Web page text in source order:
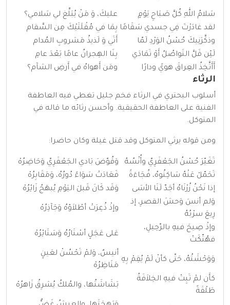
سَلامُ اللهِ كُلَّ صَبَاحِ يَوْمٍ
عليكَ، وَ مَنْ يُبَلِّغ لي سَلامي؟
لقد غادَرْتَ فِي جسدي سَقَامًا بِمَا في مُقْلَتَيْكَ مِن السَّقام
وذكَّرَنِيكَ حُسْنُ الوَرْدِ لَمّا
أَتَي وَ لَذيذُ مَشروبِ المُدام
لَئِن قَلَّ التَواصُلُ أَوْ تَمَادَي
بِنَا الهِجرانُ عامًا بَعْدَ عامِ
أَأَتَّخِذُ العِراقَ هويً ودارًا
ومَن أَهواهُ في أَرضِ الشآم؟
الرثاء
أسلوب البحتري في الرثاء فخم جليل تغطي فيه العاطفة
الفنية على العاطفة الحقيقية. وأحسن رثائه ما قاله في
المتوكل.
ومن قوله يرثي المتوكل وقد قتل غيلة وكان حاضرا:
تَغَيّرَ حُسْنُ الجَعْفَرِيّ وأُنْسُهُ
وَقُوّضَ بَادي الجَعْفَرِيّ وَحَاضِرُهْ
تَحَمّلْ عَنْهُ سَاكِنُوهُ، فُجَاءَةً
فَعَادَتْ سَوَاءً دُورُهُ، وَمَقَابِرُهْ
إذا نَحْنُ زُرْنَاهُ أجَدّ لَنَا الأسَى
وَقَد كَانَ قَبلَ اليَوْمِ يُبهَجُ زَائِرُهْ
وَلم أنسَ وَحشَ القصرِ، إذ
رِيعَ سرْبُهُ
وإذْ ذُعِرَتْ أطْلاَؤهُ وَجَآذِرُهْ
وإذْ صِيحَ فيهِ بالرّحِيلِ،
فهُتّكَتْ
عَلى عَجَلٍ أسْتَارُهُ وَسَتَائِرُهْ
وَوَحْشَتُهُ، حَتّى كأنْ لَمْ يُقِمْ بِهِ
أنيسٌ، وَلمْ تَحْسُنْ لعَينٍ
مَنَاظِرُهْ
كأَن لمْ تَبِتْ فيهِ الخِلاَفَةُ
طَلْقَةً
بَشَاشَتُها، والمُلكُ يُشرِقُ زَاهرُهْ